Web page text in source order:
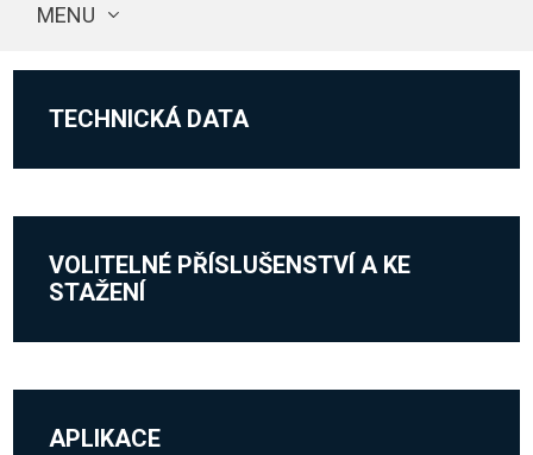
MENU
TECHNICKÁ DATA
VOLITELNÉ PŘÍSLUŠENSTVÍ A KE
STAŽENÍ
APLIKACE